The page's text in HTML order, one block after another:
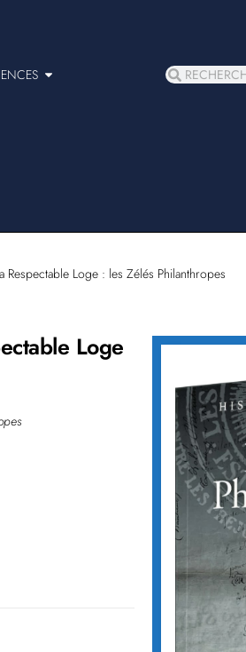
Loge : les Zélés Philanthropes
Loge